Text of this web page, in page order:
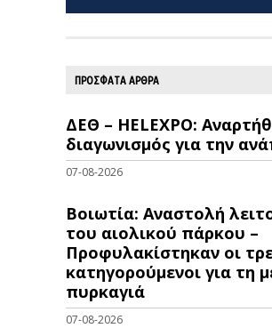
ΠΡΟΣΦΑΤΑ ΑΡΘΡΑ
ΔΕΘ – HELEXPO:
διαγωνισμός για την
07-08-2026
Βοιωτία: Αναστολή
του αιολικού πάρκου –
Προφυλακίστηκαν οι
κατηγορούμενοι για τη
πυρκαγιά
07-08-2026